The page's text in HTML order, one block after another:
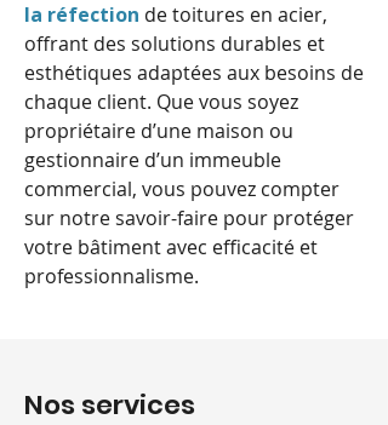
la réfection de toitures en acier,
offrant des solutions durables et
esthétiques adaptées aux besoins de
chaque client. Que vous soyez
propriétaire d’une maison ou
gestionnaire d’un immeuble
commercial, vous pouvez compter
sur notre savoir-faire pour protéger
votre bâtiment avec efficacité et
professionnalisme.
Nos services